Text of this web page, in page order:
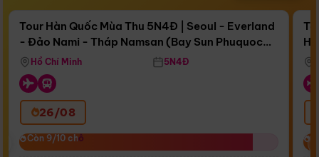
Còn16 ngày 17:19:16
Bay Sun Phuquoc Airways
Tour Hàn Quốc Mùa Thu 5N4Đ | Seoul - Everland
- Đảo Nami - Tháp Namsan (Bay Sun Phuquoc
Airways)
Hồ Chí Minh 5N4Đ
26/08
Còn 9/10 chỗ
Còn 9/10 chỗ